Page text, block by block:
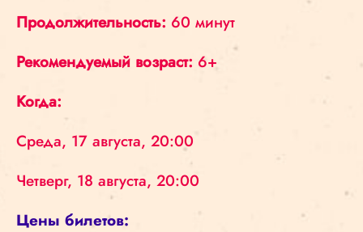
Продолжительность: 60 минут
Рекомендуемый возраст: 6+
Когда:
Среда, 17 августа, 20:00
Четверг, 18 августа, 20:00
Цены билетов: